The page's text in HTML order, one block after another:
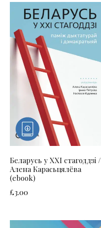
Беларусь у ХХІ стагоддзі /
Алена Карасьцялёва
(ebook)
£3.00